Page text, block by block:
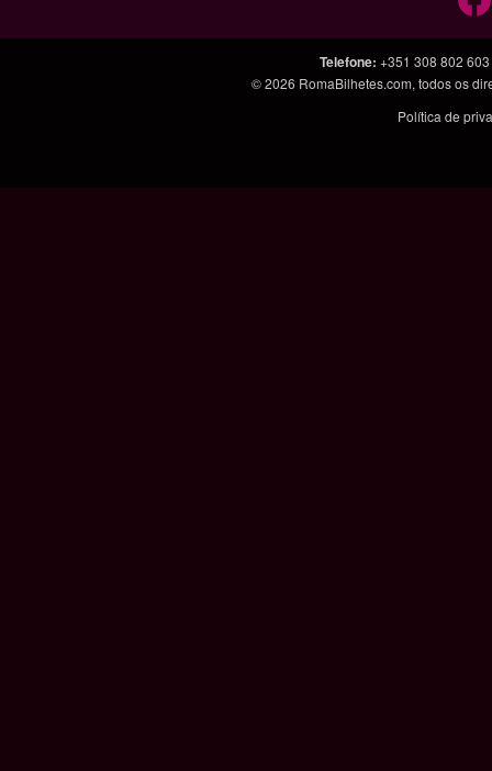
Telefone: +351 308 802 603
© 2026 RomaBilhetes.com, todos os
Política de